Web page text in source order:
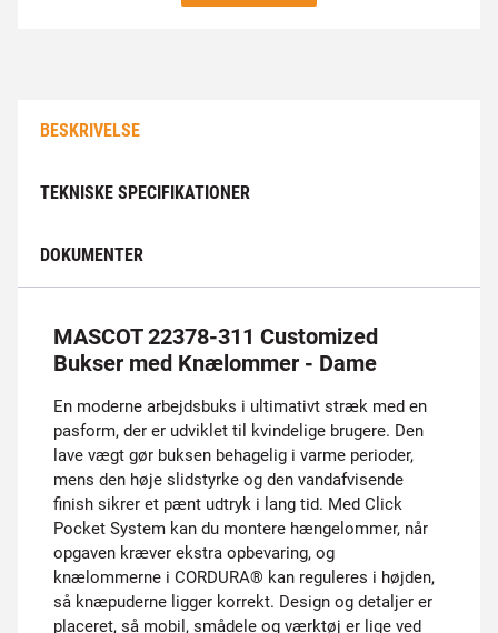
BESKRIVELSE
TEKNISKE SPECIFIKATIONER
DOKUMENTER
MASCOT 22378-311 Customized
Bukser med Knælommer - Dame
En moderne arbejdsbuks i ultimativt stræk med en
pasform, der er udviklet til kvindelige brugere. Den
lave vægt gør buksen behagelig i varme perioder,
mens den høje slidstyrke og den vandafvisende
finish sikrer et pænt udtryk i lang tid. Med Click
Pocket System kan du montere hængelommer, når
opgaven kræver ekstra opbevaring, og
knælommerne i CORDURA® kan reguleres i højden,
så knæpuderne ligger korrekt. Design og detaljer er
placeret, så mobil, smådele og værktøj er lige ved